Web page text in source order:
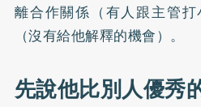
離合作關係（有人跟主管
（沒有給他解釋的機會）。
先說他比別人優秀